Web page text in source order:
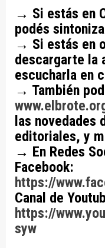
→ Si estás en
podés
→ Si estás en
descargarte la
escucharla en
→ También
las novedades
editoriales, y
→ En Redes
Facebook:
https://
Canal de
https://
syw